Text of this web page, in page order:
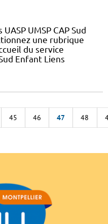
UMSP CAP Sud
une rubrique
du service
Enfant Liens
45 46 47 48